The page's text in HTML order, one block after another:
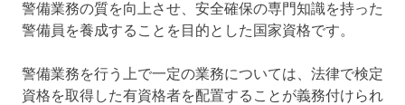
警備業務の質を向上させ、安全確保の専門知識を持った
警備員を養成することを目的とした国家資格です。
警備業務を行う上で一定の業務については、法律で検定
資格を取得した有資格者を配置することが義務付けられ